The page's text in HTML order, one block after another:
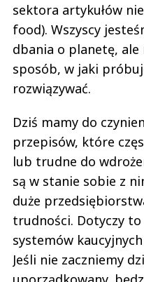
sektora artykułów
food). Wszyscy
dbania o planetę,
sposób, w jaki
rozwiązywać.
Dziś mamy do
przepisów, które
lub trudne do
są w stanie sobie z
duże
trudności. Dotyczy
systemów
Jeśli nie zaczniemy